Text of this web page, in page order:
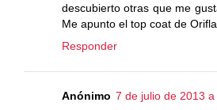
descubierto otras que me
Me apunto el top coat de
Responder
Anónimo 7 de julio de 2013